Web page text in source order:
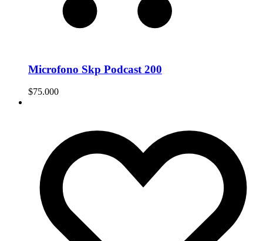
Microfono Skp Podcast 200
$75.000